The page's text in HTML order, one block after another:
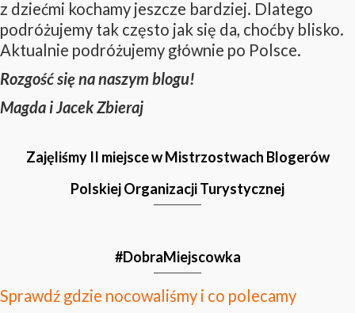
z dziećmi kochamy jeszcze bardziej. Dlatego
podróżujemy tak często jak się da, choćby blisko.
Aktualnie podróżujemy głównie po Polsce.
Rozgość się na naszym blogu!
Magda i Jacek Zbieraj
Zajęliśmy II miejsce w Mistrzostwach Blogerów
Polskiej Organizacji Turystycznej
#DobraMiejscowka
Sprawdź gdzie nocowaliśmy i co polecamy